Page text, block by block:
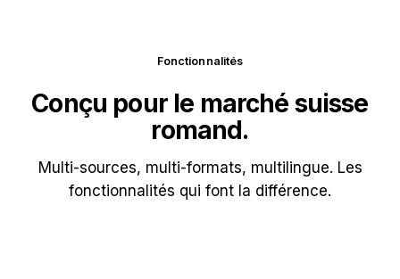
Fonctionnalités
Conçu pour le marché suisse
romand.
Multi-sources, multi-formats, multilingue. Les
fonctionnalités qui font la différence.